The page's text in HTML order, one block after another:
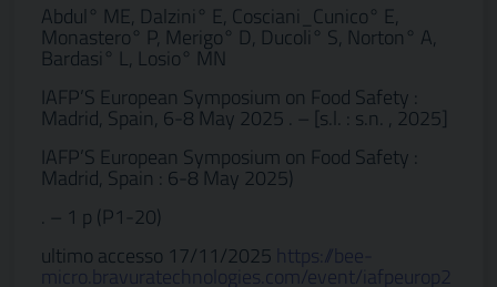
Abdul° ME, Dalzini° E, Cosciani_Cunico° E,
Monastero° P, Merigo° D, Ducoli° S, Norton° A,
Bardasi° L, Losio° MN
IAFP’S European Symposium on Food Safety :
Madrid, Spain, 6-8 May 2025 . – [s.l. : s.n. , 2025]
IAFP’S European Symposium on Food Safety :
Madrid, Spain : 6-8 May 2025)
. – 1 p (P1-20)
ultimo accesso 17/11/2025 https://bee-
micro.bravuratechnologies.com/event/iafpeurop2